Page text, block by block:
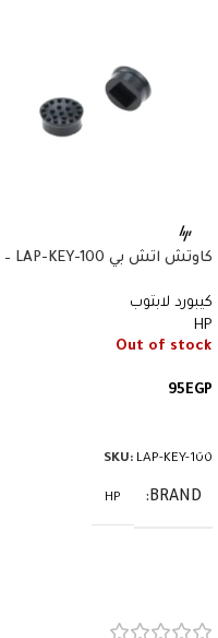
كاوتش اتش بي LAP-KEY-100 –
كيبورد لابتوب
HP
Out of stock
95EGP
SKU: LAP-KEY-100
BRAND
HP